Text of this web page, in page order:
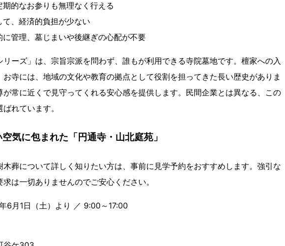
的なお参りも無理なく行える
、経済的負担が少ない
管理、墓じまいや後継ぎの心配が不要
リーズ」は、宗旨宗派を問わず、誰もが利用できる寺院墓地です。檀家への入
寺には、地域の文化や教育の拠点として役割を担ってきた長い歴史がありま
常に近くで見守ってくれる安心感を提供します。民間企業とは異なる、この
れています。
気に包まれた「円通寺・山北庭苑」
葬について詳しく知りたい方は、事前に見学予約をおすすめします。強引な
は一切ありませんのでご安心ください。
6月1日（土）より ／ 9:00～17:00